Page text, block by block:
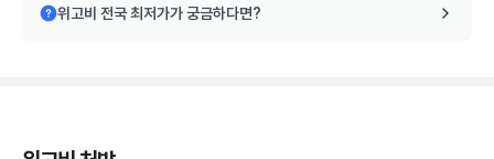
위고비 전국 최저가가 궁금하다면?